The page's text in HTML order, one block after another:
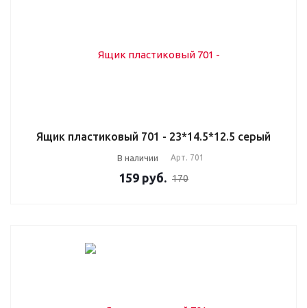
Ящик пластиковый 701 - 23*14.5*12.5 серый
В наличии Арт. 701
159 руб. 170